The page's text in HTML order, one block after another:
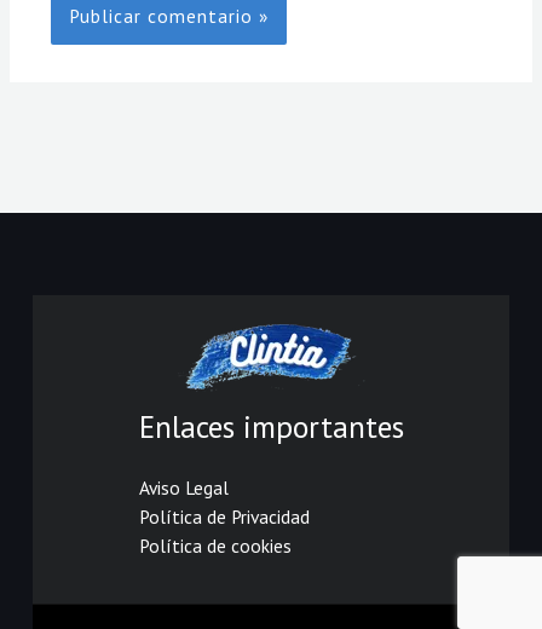
Enlaces importantes
Aviso Legal
Política de Privacidad
Política de cookies